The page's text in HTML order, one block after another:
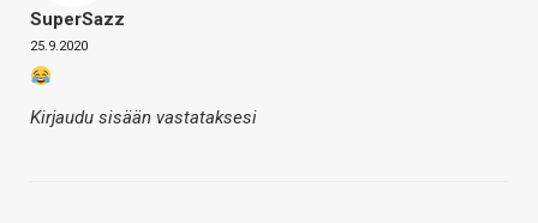
SuperSazz
25.9.2020
Kirjaudu sisään vastataksesi